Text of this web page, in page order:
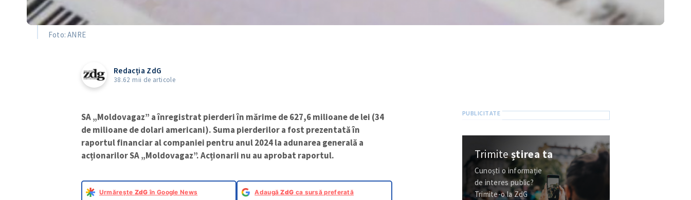
Foto: ANRE
Redacția ZdG
38.62 mii de articole
SA „Moldovagaz” a înregistrat pierderi în mărime de 627,6 milioane de lei (34
de milioane de dolari americani). Suma pierderilor a fost prezentată în
raportul financiar al companiei pentru anul 2024 la adunarea generală a
acționarilor SA „Moldovagaz”. Acționarii nu au aprobat raportul.
Urmărește ZdG în Google News AdaugăZdG ca sursă preferată
Trimiteștirea ta
Cunoști o informație
de interes public?
Trimite-o la ZdG